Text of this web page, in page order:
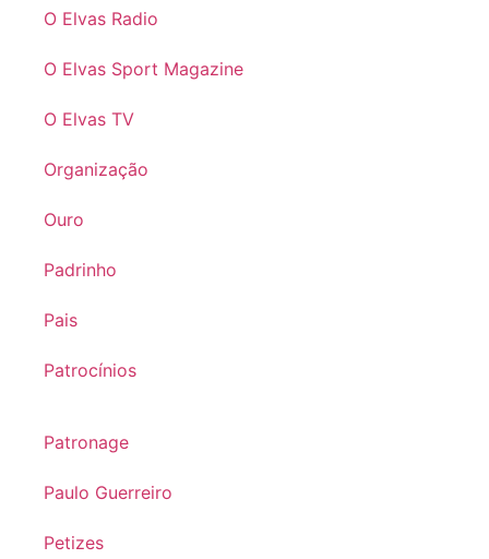
O Elvas Radio
O Elvas Sport Magazine
O Elvas TV
Organização
Ouro
Padrinho
Pais
Patrocínios
Patronage
Paulo Guerreiro
Petizes